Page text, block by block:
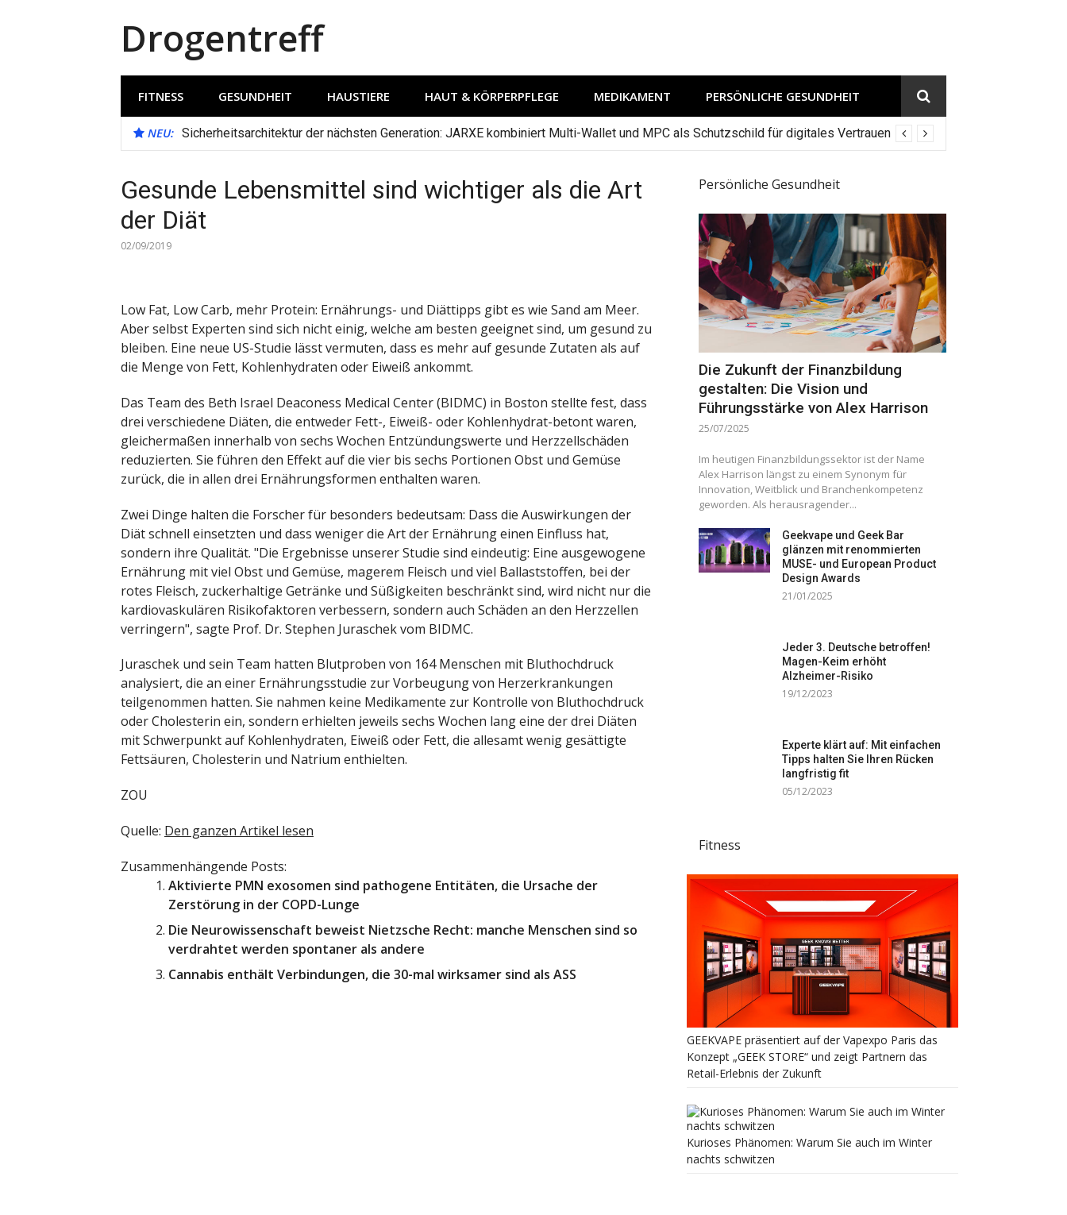
Drogentreff
FITNESS GESUNDHEIT HAUSTIERE HAUT & KÖRPERPFLEGE MEDIKAMENT PERSÖNLICHE GESUNDHEIT
NEU: Sicherheitsarchitektur der nächsten Generation: JARXE kombiniert Multi-Wallet und MPC als Schutzschild für digitales Vertrauen
Gesunde Lebensmittel sind wichtiger als die Art
der Diät
02/09/2019
Low Fat, Low Carb, mehr Protein: Ernährungs- und Diättipps gibt es wie Sand am Meer.
Aber selbst Experten sind sich nicht einig, welche am besten geeignet sind, um gesund zu
bleiben. Eine neue US-Studie lässt vermuten, dass es mehr auf gesunde Zutaten als auf
die Menge von Fett, Kohlenhydraten oder Eiweiß ankommt.
Das Team des Beth Israel Deaconess Medical Center (BIDMC) in Boston stellte fest, dass
drei verschiedene Diäten, die entweder Fett-, Eiweiß- oder Kohlenhydrat-betont waren,
gleichermaßen innerhalb von sechs Wochen Entzündungswerte und Herzzellschäden
reduzierten. Sie führen den Effekt auf die vier bis sechs Portionen Obst und Gemüse
zurück, die in allen drei Ernährungsformen enthalten waren.
Zwei Dinge halten die Forscher für besonders bedeutsam: Dass die Auswirkungen der
Diät schnell einsetzten und dass weniger die Art der Ernährung einen Einfluss hat,
sondern ihre Qualität. "Die Ergebnisse unserer Studie sind eindeutig: Eine ausgewogene
Ernährung mit viel Obst und Gemüse, magerem Fleisch und viel Ballaststoffen, bei der
rotes Fleisch, zuckerhaltige Getränke und Süßigkeiten beschränkt sind, wird nicht nur die
kardiovaskulären Risikofaktoren verbessern, sondern auch Schäden an den Herzzellen
verringern", sagte Prof. Dr. Stephen Juraschek vom BIDMC.
Juraschek und sein Team hatten Blutproben von 164 Menschen mit Bluthochdruck
analysiert, die an einer Ernährungsstudie zur Vorbeugung von Herzerkrankungen
teilgenommen hatten. Sie nahmen keine Medikamente zur Kontrolle von Bluthochdruck
oder Cholesterin ein, sondern erhielten jeweils sechs Wochen lang eine der drei Diäten
mit Schwerpunkt auf Kohlenhydraten, Eiweiß oder Fett, die allesamt wenig gesättigte
Fettsäuren, Cholesterin und Natrium enthielten.
ZOU
Quelle: Den ganzen Artikel lesen
Zusammenhängende Posts:
Aktivierte PMN exosomen sind pathogene Entitäten, die Ursache der
Zerstörung in der COPD-Lunge
Die Neurowissenschaft beweist Nietzsche Recht: manche Menschen sind so
verdrahtet werden spontaner als andere
Cannabis enthält Verbindungen, die 30-mal wirksamer sind als ASS
Persönliche Gesundheit
Die Zukunft der Finanzbildung
gestalten: Die Vision und
Führungsstärke von Alex Harrison
25/07/2025
Im heutigen Finanzbildungssektor ist der Name
Alex Harrison längst zu einem Synonym für
Innovation, Weitblick und Branchenkompetenz
geworden. Als herausragender...
Geekvape und Geek Bar
glänzen mit renommierten
MUSE- und European Product
Design Awards
21/01/2025
Jeder 3. Deutsche betroffen!
Magen-Keim erhöht
Alzheimer-Risiko
19/12/2023
Experte klärt auf: Mit einfachen
Tipps halten Sie Ihren Rücken
langfristig fit
05/12/2023
Fitness
GEEKVAPE präsentiert auf der Vapexpo Paris das
Konzept „GEEK STORE“ und zeigt Partnern das
Retail-Erlebnis der Zukunft
Kurioses Phänomen: Warum Sie auch im Winter
nachts schwitzen